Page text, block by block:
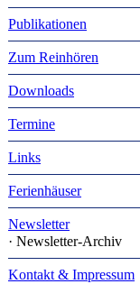
Publikationen
Zum Reinhören
Downloads
Termine
Links
Ferienhäuser
Newsletter
· Newsletter-Archiv
Kontakt & Impressum